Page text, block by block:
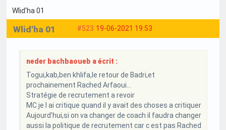
Wlid'ha 01
#523 19-06-2021 19:53
Wlid'ha 01
neder bachbaoueb a écrit :
Togui,kab,ben khlifa,le retour de Badri,et
prochainement Rached Arfaoui...
Stratégie de recrutement a revoir
MC je l ai critique quand il y avait des choses a critiquer
Aujourd'hui,si on va changer de coach il faudra changer
aussi la politique de recrutement car c est pas Rached